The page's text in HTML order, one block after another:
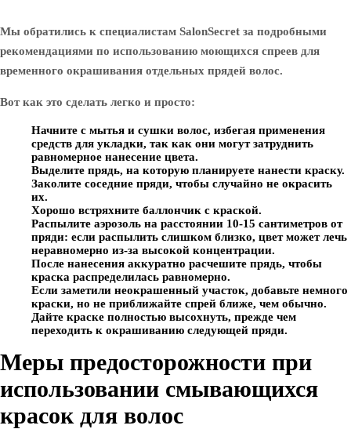
Мы обратились к специалистам SalonSecret за подробными
рекомендациями по использованию моющихся спреев для
временного окрашивания отдельных прядей волос.
Вот как это сделать легко и просто:
Начните с мытья и сушки волос, избегая применения
средств для укладки, так как они могут затруднить
равномерное нанесение цвета.
Выделите прядь, на которую планируете нанести краску.
Заколите соседние пряди, чтобы случайно не окрасить
их.
Хорошо встряхните баллончик с краской.
Распылите аэрозоль на расстоянии 10-15 сантиметров от
пряди: если распылить слишком близко, цвет может лечь
неравномерно из-за высокой концентрации.
После нанесения аккуратно расчешите прядь, чтобы
краска распределилась равномерно.
Если заметили неокрашенный участок, добавьте немного
краски, но не приближайте спрей ближе, чем обычно.
Дайте краске полностью высохнуть, прежде чем
переходить к окрашиванию следующей пряди.
Меры предосторожности при
использовании смывающихся
красок для волос